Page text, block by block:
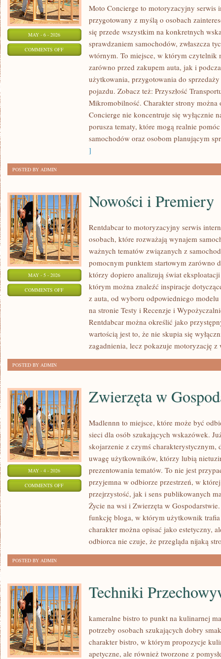
MAY - 6 - 2026
COMMENTS OFFON
Moto Concierge to motoryzacyjny serwis
przygotowany z myślą o osobach
się przede wszystkim na konkretnych
sprawdzaniem samochodów, zwłaszcza
wtórnym. To miejsce, w którym czytelnik
zarówno przed zakupem auta, jak i
użytkowania, przygotowania do
pojazdu. Zobacz też: Przyszłość
Mikromobilność. Charakter strony
Concierge nie koncentruje się wyłącznie
porusza tematy, które mogą realnie
samochodów oraz osobom planującym
]
POSTED BY ADMIN
MAY - 5 - 2026
COMMENTS OFFON
Nowości i Premiery
Rentdabcar to motoryzacyjny serwis
osobach, które rozważają wynajem
ważnych tematów związanych z
pomocnym punktem startowym zarówno
którzy dopiero analizują świat
którym można znaleźć inspiracje
z auta, od wyboru odpowiedniego
na stronie Testy i Recenzje i
Rentdabcar można określić jako
wartością jest to, że nie skupia się
zagadnienia, lecz pokazuje motoryzację z
POSTED BY ADMIN
MAY - 4 - 2026
COMMENTS OFFON
ZWIERZĘTA
GOSPODARSTWIE
Zwierzęta w
Madlennn to miejsce, które może być
sieci dla osób szukających wskazówek.
skojarzenie z czymś charakterystycznym,
uwagę użytkowników, którzy lubią
prezentowania tematów. To nie jest
przyjemna w odbiorze przestrzeń, w
przejrzystość, jak i sens publikowanych
Życie na wsi i Zwierzęta w
funkcję bloga, w którym użytkownik trafia
charakter można opisać jako estetyczny,
odbiorca nie czuje, że przegląda nijaką
POSTED BY ADMIN
Techniki
kameralne bistro to punkt na kulinarnej
potrzeby osobach szukających dobry
charakter bistro, w którym propozycje
apetyczne, ale również tworzone z